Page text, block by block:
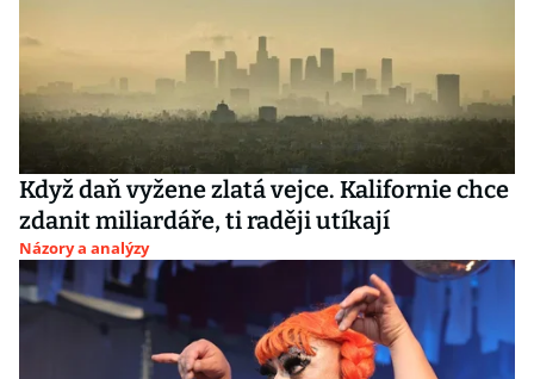
Když daň vyžene zlatá vejce. Kalifornie chce
zdanit miliardáře, ti raději utíkají
Názory a analýzy